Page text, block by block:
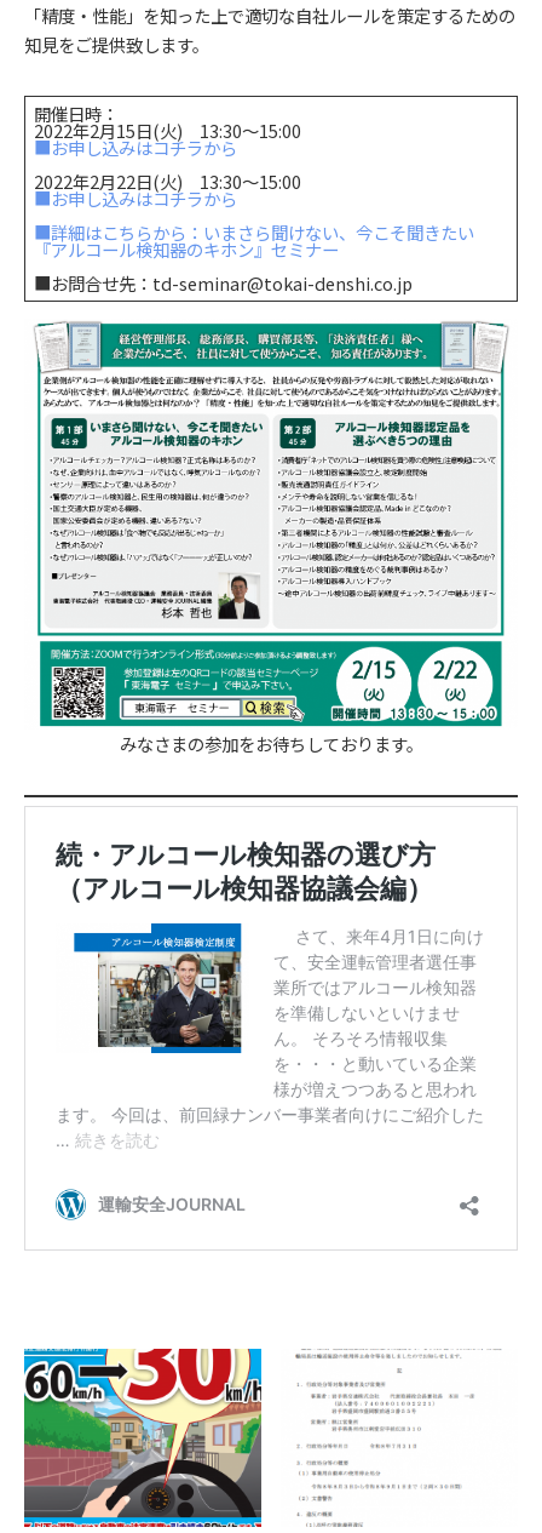
「精度・性能」を知った上で適切な自社ルールを策定するための
知見をご提供致します。
開催日時：
2022年2月15日(火) 13:30～15:00
■お申し込みはコチラから
2022年2月22日(火) 13:30～15:00
■お申し込みはコチラから
■詳細はこちらから：いまさら聞けない、今こそ聞きたい
『アルコール検知器のキホン』セミナー
■お問合せ先：td-seminar@tokai-denshi.co.jp
みなさまの参加をお待ちしております。